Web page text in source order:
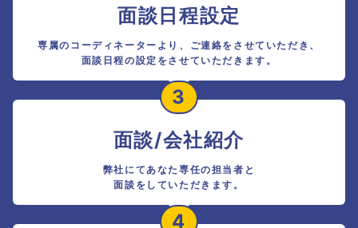
面談日程設定
専属のコーディネーターより、ご連絡をさせていただき、
面談日程の設定をさせていただきます。
3
面談/会社紹介
弊社にてあなた専任の担当者と
面談をしていただきます。
4